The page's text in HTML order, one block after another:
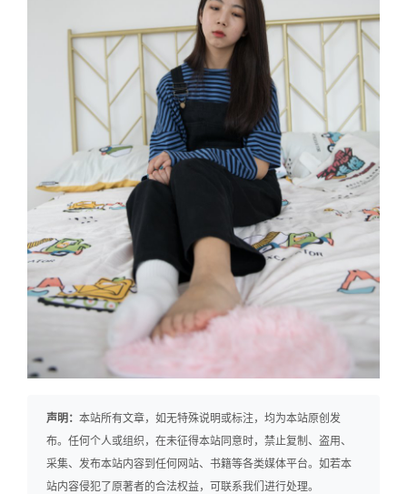
声明： 本站所有文章，如无特殊说明或标注，均为本站原创发
布。任何个人或组织，在未征得本站同意时，禁止复制、盗用、
采集、发布本站内容到任何网站、书籍等各类媒体平台。如若本
站内容侵犯了原著者的合法权益，可联系我们进行处理。